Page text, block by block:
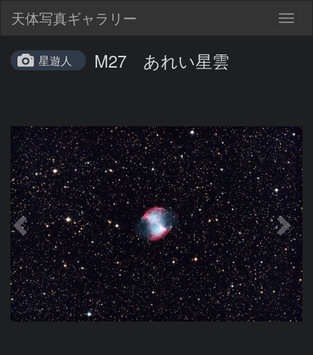
天体写真ギャラリー
星遊人 M27 あれい星雲